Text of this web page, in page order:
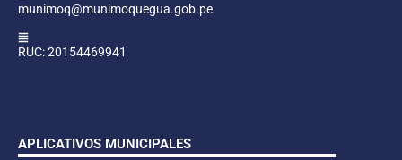
munimoq@munimoquegua.gob.pe
RUC: 20154469941
APLICATIVOS MUNICIPALES